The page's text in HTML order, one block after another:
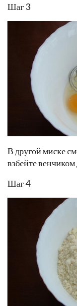
Шаг 3
В другой миске
взбейте
Шаг 4